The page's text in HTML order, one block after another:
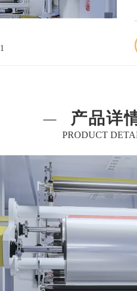
1
产品详
PRODUCT